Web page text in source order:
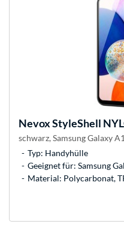
NevoxStyleShell
schwarz, Samsung Galaxy
Typ: Handyhülle
Geeignet für: Samsung
Material: Polycarbonat,